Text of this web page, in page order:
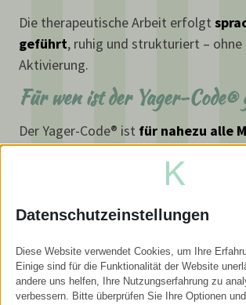
Die therapeutische Arbeit erfolgt
geführt, ruhig und strukturiert –
Aktivierung.
Für wen ist der Yager-Code®
Der Yager-Code® ist für nahezu alle
geeignet, auch:
für Menschen, bei denen
möglich oder nicht gewünscht
bei bestehenden
andere Therapieformen
Datenschutzeinstellungen
Diese Website verwendet Cookies, um Ihre
Einige sind für die Funktionalität der Website
andere uns helfen, Ihre Nutzungserfahrung zu
verbessern. Bitte überprüfen Sie Ihre Optionen